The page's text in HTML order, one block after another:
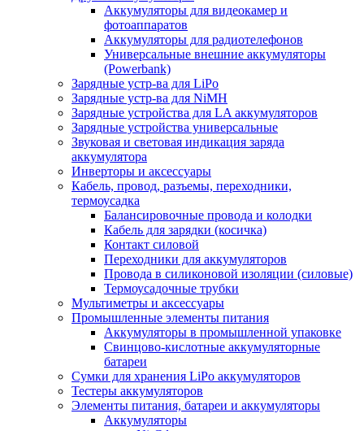
Аккумуляторы для видеокамер и
фотоаппаратов
Аккумуляторы для радиотелефонов
Универсальные внешние аккумуляторы
(Powerbank)
Зарядные устр-ва для LiPo
Зарядные устр-ва для NiMH
Зарядные устройства для LA аккумуляторов
Зарядные устройства универсальные
Звуковая и световая индикация заряда
аккумулятора
Инверторы и аксессуары
Кабель, провод, разъемы, переходники,
термоусадка
Балансировочные провода и колодки
Кабель для зарядки (косичка)
Контакт силовой
Переходники для аккумуляторов
Провода в силиконовой изоляции (силовые)
Термоусадочные трубки
Мультиметры и аксессуары
Промышленные элементы питания
Аккумуляторы в промышленной упаковке
Свинцово-кислотные аккумуляторные
батареи
Сумки для хранения LiPo аккумуляторов
Тестеры аккумуляторов
Элементы питания, батареи и аккумуляторы
Аккумуляторы